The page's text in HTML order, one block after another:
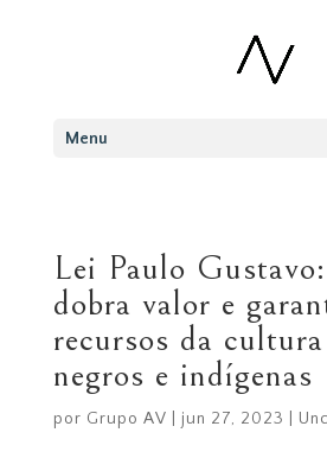
Menu
Lei Paulo
dobra valor e
recursos da
negros e indígenas
por Grupo AV jun 27, 2023